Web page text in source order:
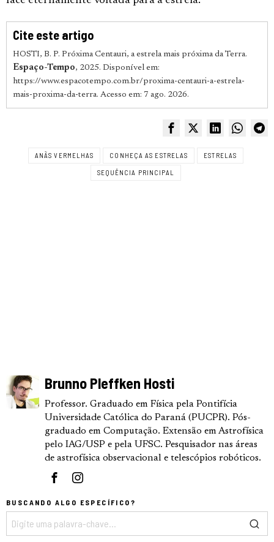
Cite este artigo
HOSTI, B. P. Próxima Centauri, a estrela mais próxima da Terra.
Espaço-Tempo, 2025. Disponível em:
https://www.espacotempo.com.br/proxima-centauri-a-estrela-
mais-proxima-da-terra. Acesso em: 7 ago. 2026.
ANÃS VERMELHAS CONHEÇA AS ESTRELAS ESTRELAS
SEQUÊNCIA PRINCIPAL
Brunno Pleffken Hosti
Professor. Graduado em Física pela Pontifícia
Universidade Católica do Paraná (PUCPR). Pós-
graduado em Computação. Extensão em Astrofísica
pelo IAG/USP e pela UFSC. Pesquisador nas áreas
de astrofísica observacional e telescópios robóticos.
BUSCANDO ALGO ESPECÍFICO?